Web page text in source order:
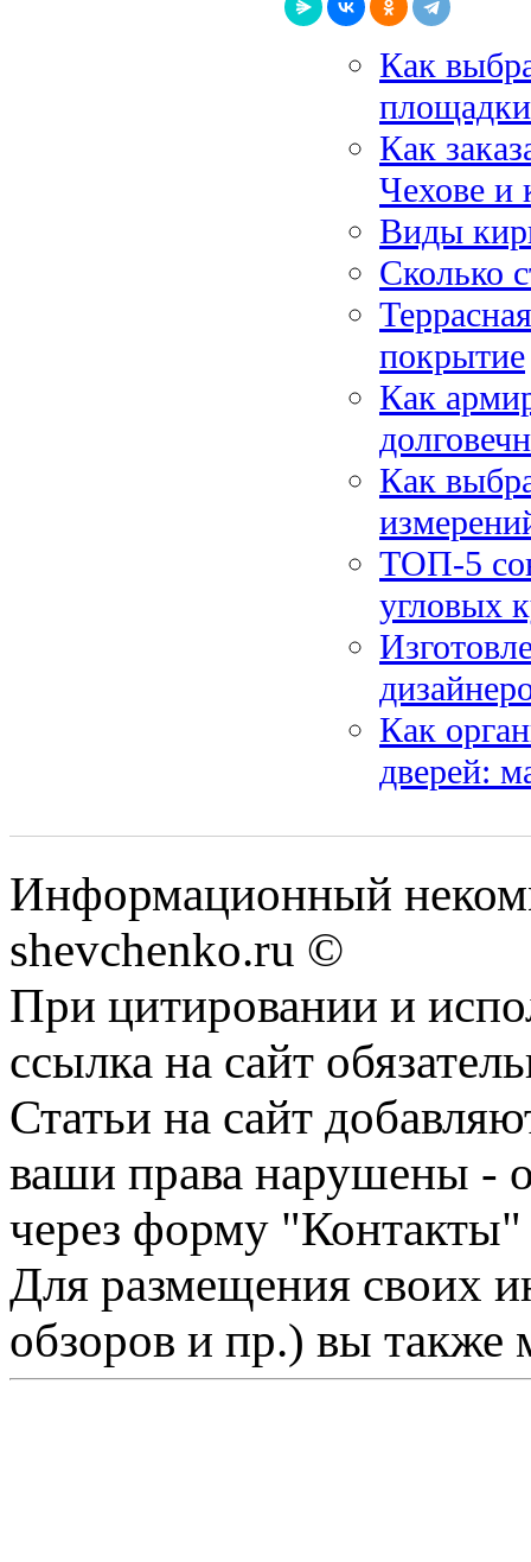
Как
площадки
Как
Чехове и
Виды
Сколько
покрытие
Как
Как
ТОП-5
угловых
Как
дверей:
Информационный
shevchenko.ru ©
При цитировании и
ссылка на сайт
Статьи на сайт
ваши права нарушены -
через форму "Контакты"
Для размещения своих
обзоров и пр.) вы также